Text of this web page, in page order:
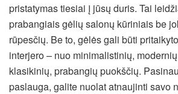
pristatymas tiesiai į jūsų duris. Tai
prabangiais gėlių salonų kūriniais be
rūpesčių. Be to, gėlės gali būti
interjero – nuo minimalistinių,
klasikinių, prabangių puokščių.
paslauga, galite nuolat atnaujinti savo